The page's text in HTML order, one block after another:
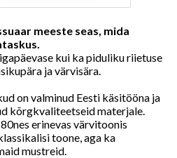
meeste seas, mida
kui ka piduliku riietuse
ja värvisära.
on valminud Eesti käsitööna ja
kõrgkvaliteetseid materjale.
erinevas värvitoonis
toone, aga ka
mustreid.